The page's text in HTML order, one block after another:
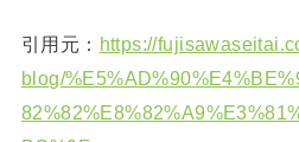
引用元： https://
blog/